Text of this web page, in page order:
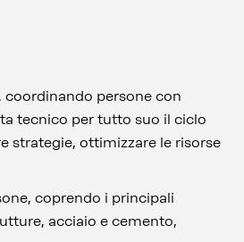
persone con
tecnico per tutto suo il ciclo
strategie, ottimizzare le risorse
coprendo i principali
acciaio e cemento,